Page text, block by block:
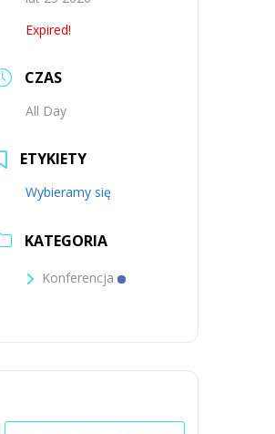
Expired!
CZAS
All Day
ETYKIETY
Wybieramy się
KATEGORIA
Konferencja